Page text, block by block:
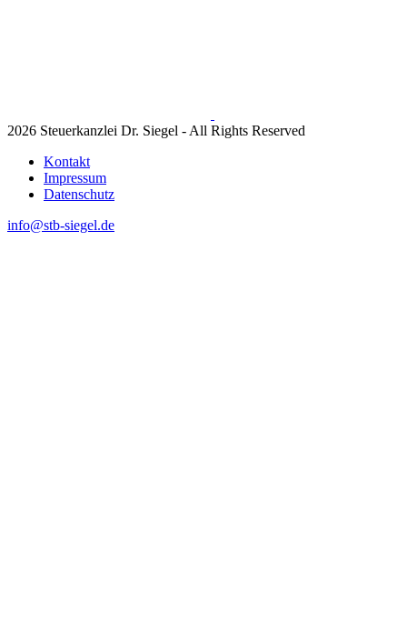
2026 Steuerkanzlei Dr. Siegel - All Rights Reserved
Kontakt
Impressum
Datenschutz
info@stb-siegel.de